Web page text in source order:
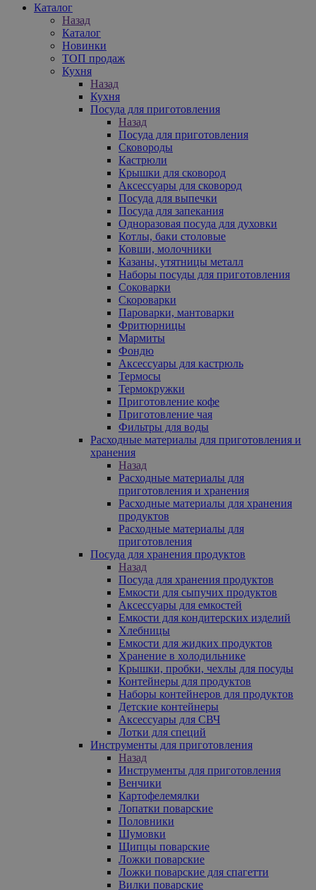
Каталог
Назад
Каталог
Новинки
ТОП продаж
Кухня
Назад
Кухня
Посуда для приготовления
Назад
Посуда для приготовления
Сковороды
Кастрюли
Крышки для сковород
Аксессуары для сковород
Посуда для выпечки
Посуда для запекания
Одноразовая посуда для духовки
Котлы, баки столовые
Ковши, молочники
Казаны, утятницы металл
Наборы посуды для приготовления
Соковарки
Скороварки
Пароварки, мантоварки
Фритюрницы
Мармиты
Фондю
Аксессуары для кастрюль
Термосы
Термокружки
Приготовление кофе
Приготовление чая
Фильтры для воды
Расходные материалы для приготовления и
хранения
Назад
Расходные материалы для
приготовления и хранения
Расходные материалы для хранения
продуктов
Расходные материалы для
приготовления
Посуда для хранения продуктов
Назад
Посуда для хранения продуктов
Емкости для сыпучих продуктов
Аксессуары для емкостей
Емкости для кондитерских изделий
Хлебницы
Емкости для жидких продуктов
Хранение в холодильнике
Крышки, пробки, чехлы для посуды
Контейнеры для продуктов
Наборы контейнеров для продуктов
Детские контейнеры
Аксессуары для СВЧ
Лотки для специй
Инструменты для приготовления
Назад
Инструменты для приготовления
Венчики
Картофелемялки
Лопатки поварские
Половники
Шумовки
Щипцы поварские
Ложки поварские
Ложки поварские для спагетти
Вилки поварские